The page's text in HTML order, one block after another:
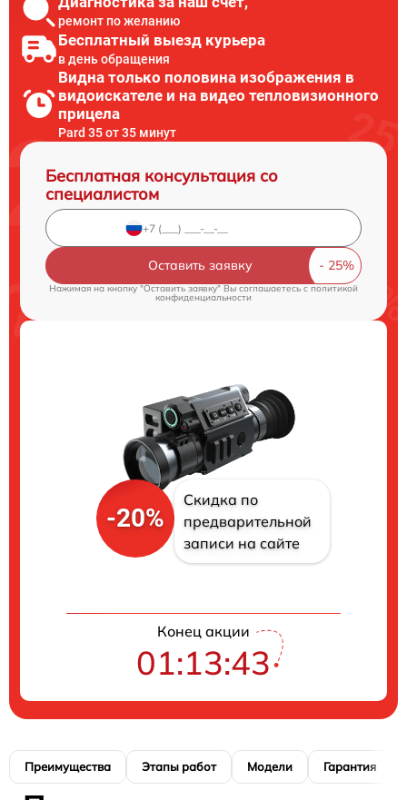
ремонт по желанию
Бесплатный выезд курьера
в день обращения
Видна только половина изображения в
видоискателе и на видео тепловизионного
прицела
Pard 35 от 35 минут
Бесплатная консультация со
специалистом
Оставить заявку
Нажимая на кнопку "Оставить заявку" Вы соглашаетесь c политикой
конфиденциальности
-20%
Скидка по
предварительной
записи на сайте
Конец акции
01:13:42
Преимущества Этапы работ Модели Гарантия